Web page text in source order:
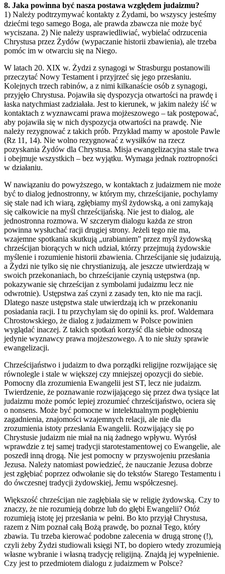
8. Jaka powinna być nasza postawa względem judaizmu?
1) Należy podtrzymywać kontakty z Żydami, bo wszyscy jesteśmy
dziećmi tego samego Boga, ale prawda zbawcza nie może być
wyciszana. 2) Nie należy usprawiedliwiać, wybielać odrzucenia
Chrystusa przez Żydów (wypaczanie historii zbawienia), ale trzeba
pomóc im w otwarciu się na Niego.
W latach 20. XIX w. Żydzi z synagogi w Strasburgu postanowili
przeczytać Nowy Testament i przyjrzeć się jego przesłaniu.
Kolejnych trzech rabinów, a z nimi kilkanaście osób z synagogi,
przyjęło Chrystusa. Pojawiła się dyspozycja otwartości na prawdę i
łaska natychmiast zadziałała. Jest to kierunek, w jakim należy iść w
kontaktach z wyznawcami prawa mojżeszowego – tak postępować,
aby pojawiła się w nich dyspozycja otwartości na prawdę. Nie
należy rezygnować z takich prób. Przykład mamy w apostole Pawle
(Rz 11, 14). Nie wolno rezygnować z wysiłków na rzecz
pozyskania Żydów dla Chrystusa. Misja ewangelizacyjna stale trwa
i obejmuje wszystkich – bez wyjątku. Wymaga jednak roztropności
w działaniu.
W nawiązaniu do powyższego, w kontaktach z judaizmem nie może
być to dialog jednostronny, w którym my, chrześcijanie, pochylamy
się stale nad ich wiarą, zgłębiamy myśl żydowską, a oni zamykają
się całkowicie na myśl chrześcijańską. Nie jest to dialog, ale
jednostronna rozmowa. W szczerym dialogu każda ze stron
powinna wysłuchać racji drugiej strony. Jeżeli tego nie ma,
wzajemne spotkania skutkują „urabianiem” przez myśl żydowską
chrześcijan biorących w nich udział, którzy przejmują żydowskie
myślenie i rozumienie historii zbawienia. Chrześcijanie się judaizują,
a Żydzi nie tylko się nie chrystianizują, ale jeszcze utwierdzają w
swoich przekonaniach, bo chrześcijanie czynią ustępstwa (np.
pokazywanie się chrześcijan z symbolami judaizmu lecz nie
odwrotnie). Ustępstwa zaś czyni z zasady ten, kto nie ma racji.
Dlatego nasze ustępstwa stale utwierdzają ich w przekonaniu
posiadania racji. I tu przychylam się do opinii ks. prof. Waldemara
Chrostowskiego, że dialog z judaizmem w Polsce powinien
wyglądać inaczej. Z takich spotkań korzyść dla siebie odnoszą
jedynie wyznawcy prawa mojżeszowego. A to nie służy sprawie
ewangelizacji.
Chrześcijaństwo i judaizm to dwa porządki religijne rozwijające się
równolegle i stale w większej czy mniejszej opozycji do siebie.
Pomocny dla zrozumienia Ewangelii jest ST, lecz nie judaizm.
Twierdzenie, że poznawanie rozwijającego się przez dwa tysiące lat
judaizmu może pomóc lepiej zrozumieć chrześcijaństwo, ociera się
o nonsens. Może być pomocne w intelektualnym pogłębieniu
zagadnienia, znajomości wzajemnych relacji, ale nie dla
zrozumienia istoty przesłania Ewangelii. Rozwijający się po
Chrystusie judaizm nie miał na nią żadnego wpływu. Wyrósł
wprawdzie z tej samej tradycji starotestamentowej co Ewangelie, ale
poszedł inną drogą. Nie jest pomocny w przyswojeniu przesłania
Jezusa. Należy natomiast powiedzieć, że nauczanie Jezusa dobrze
jest zgłębiać poprzez odwołanie się do tekstów Starego Testamentu i
do ówczesnej tradycji żydowskiej, Jemu współczesnej.
Większość chrześcijan nie zagłębiała się w religię żydowską. Czy to
znaczy, że nie rozumieją dobrze lub do głębi Ewangelii? Otóż
rozumieją istotę jej przesłania w pełni. Bo kto przyjął Chrystusa,
razem z Nim poznał całą Bożą prawdę, bo poznał Tego, który
zbawia. Tu trzeba kierować podobne zalecenia w drugą stronę (!),
czyli żeby Żydzi studiowali księgi NT, bo dopiero wtedy zrozumieją
własne wybranie i własną tradycję religijną. Znajdą jej wypełnienie.
Czy jest to przedmiotem dialogu z judaizmem w Polsce?